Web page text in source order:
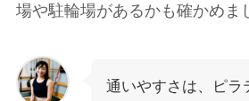
場や駐輪場があるかも確かめま
通いやすさは、ピラ